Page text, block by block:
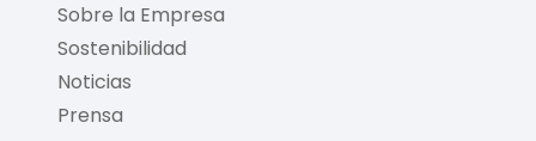
Sobre la Empresa
Sostenibilidad
Noticias
Prensa